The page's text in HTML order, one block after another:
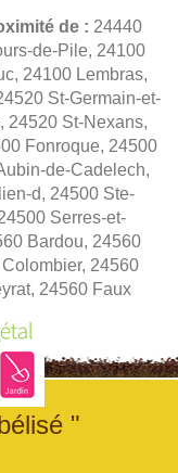
de : 24440
de-Pile, 24100
24100 Lembras,
St-Germain-et-
24520 St-Nexans,
Fonroque, 24500
de-Cadelech,
d, 24500 Ste-
Serres-et-
Bardou, 24560
24560
24560 Faux
"